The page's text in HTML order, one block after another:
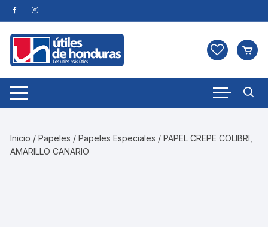
Skip
to
content
Inicio /Papeles /Papeles Especiales / PAPEL CREPE COLIBRI,
AMARILLO CANARIO